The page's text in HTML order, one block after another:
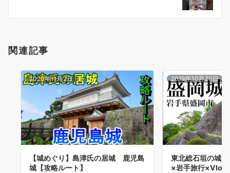
ン
関連記事
2020年11月2日
【城めぐり】島津氏の居城 鹿児島
城【攻略ルート】
2019年10月20日
東北総石垣の城
×岩手旅行